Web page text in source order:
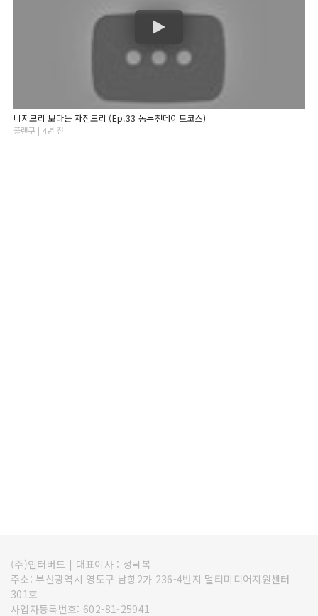
니지모리 보다는 자진모리 (Ep.33 동두천데이트코스)
플랜쿠 | 4년 전
(주)인터버드 | 대표이사 : 성낙복
주소: 부산광역시 영도구 남항2가 236-4번지 멀티미디어지원센터
301호
사업자등록번호: 602-81-25941